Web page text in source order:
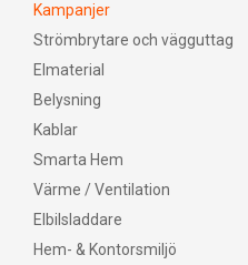
Kampanjer
Strömbrytare och vägguttag
Elmaterial
Belysning
Kablar
Smarta Hem
Värme / Ventilation
Elbilsladdare
Hem- & Kontorsmiljö